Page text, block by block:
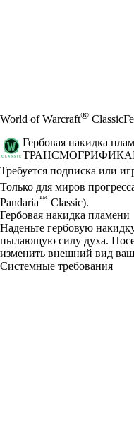
World of Warcraft® Classic
Гербовая накидка
Цена
Available actions
Требуется подписка или
Только для миров
Pandaria™ Classic).
Гербовая накидка пламени
Наденьте гербовую
пылающую силу духа.
изменить внешний вид
Системные требования